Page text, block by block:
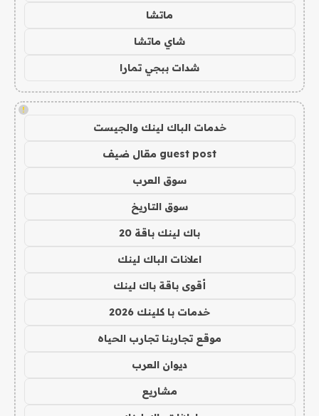
ماتشا
شاي ماتشا
شدات ببجي تمارا
!
خدمات الباك لينك والجيست
guest post مقال ضيف
سوق العرب
سوق التاريخ
باك لينك باقة 20
اعلانات الباك لينك
أقوى باقة باك لينك
خدمات با كلينك 2026
موقع تجاربنا تجارب الحياه
ديوان العرب
مشاريع